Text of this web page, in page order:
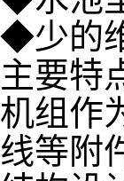
◆少的
主要特
机组作
线等附